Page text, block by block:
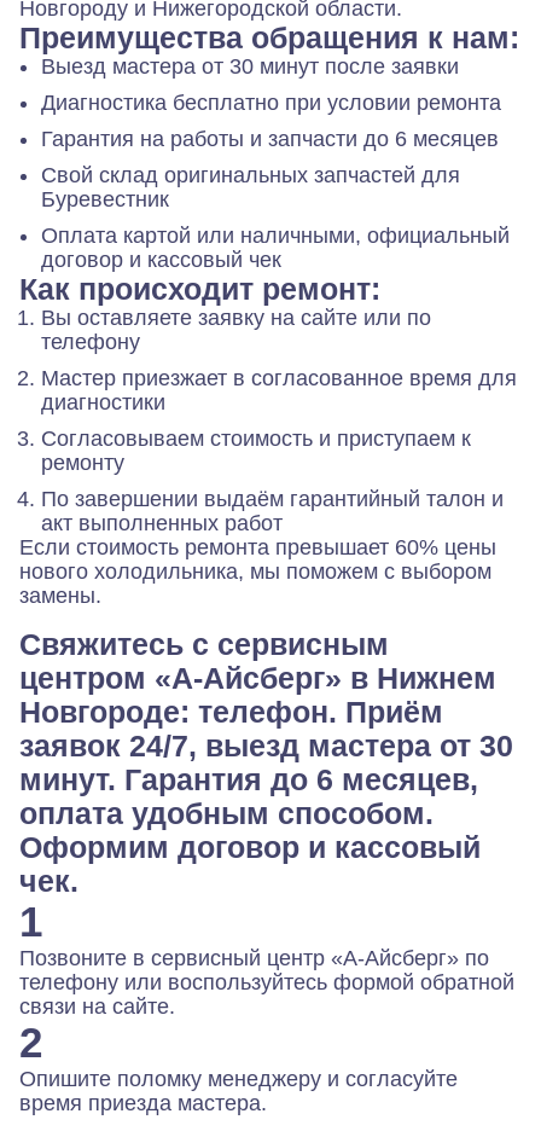
Новгороду и Нижегородской области.
Преимущества обращения к нам:
Выезд мастера от 30 минут после заявки
Диагностика бесплатно при условии ремонта
Гарантия на работы и запчасти до 6 месяцев
Свой склад оригинальных запчастей для
Буревестник
Оплата картой или наличными, официальный
договор и кассовый чек
Как происходит ремонт:
Вы оставляете заявку на сайте или по
телефону
Мастер приезжает в согласованное время для
диагностики
Согласовываем стоимость и приступаем к
ремонту
По завершении выдаём гарантийный талон и
акт выполненных работ
Если стоимость ремонта превышает 60% цены
нового холодильника, мы поможем с выбором
замены.
Свяжитесь с сервисным
центром «А‑Айсберг» в Нижнем
Новгороде: телефон. Приём
заявок 24/7, выезд мастера от 30
минут. Гарантия до 6 месяцев,
оплата удобным способом.
Оформим договор и кассовый
чек.
1
Позвоните в сервисный центр «А-Айсберг» по
телефону или воспользуйтесь формой обратной
связи на сайте.
2
Опишите поломку менеджеру и согласуйте
время приезда мастера.